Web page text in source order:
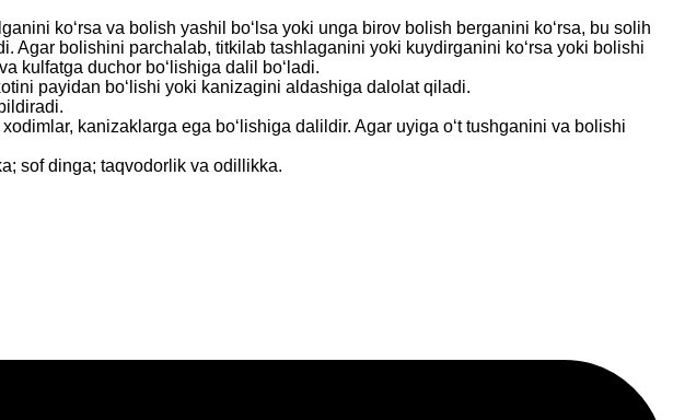
ko‘rsa va bolish yashil bo‘lsa yoki unga birov bolish berganini ko‘rsa, bu solih
Agar bolishini parchalab, titkilab tashlaganini yoki kuydirganini ko‘rsa yoki bolishi
kulfatga duchor bo‘lishiga dalil bo‘ladi.
payidan bo‘lishi yoki kanizagini aldashiga dalolat qiladi.
kanizaklarga ega bo‘lishiga dalildir. Agar uyiga o‘t tushganini va bolishi
sof dinga; taqvodorlik va odillikka.